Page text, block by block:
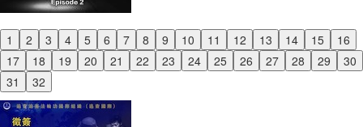
1 2 3 4 5 6 7 8 9 10 11 12 13 14 15
16
17
18 19 20 21 22 23 24 25 26 27 28 29
30
31
32
Previous
Next